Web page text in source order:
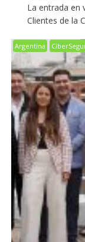
La entrada en
Clientes de la
Argentina